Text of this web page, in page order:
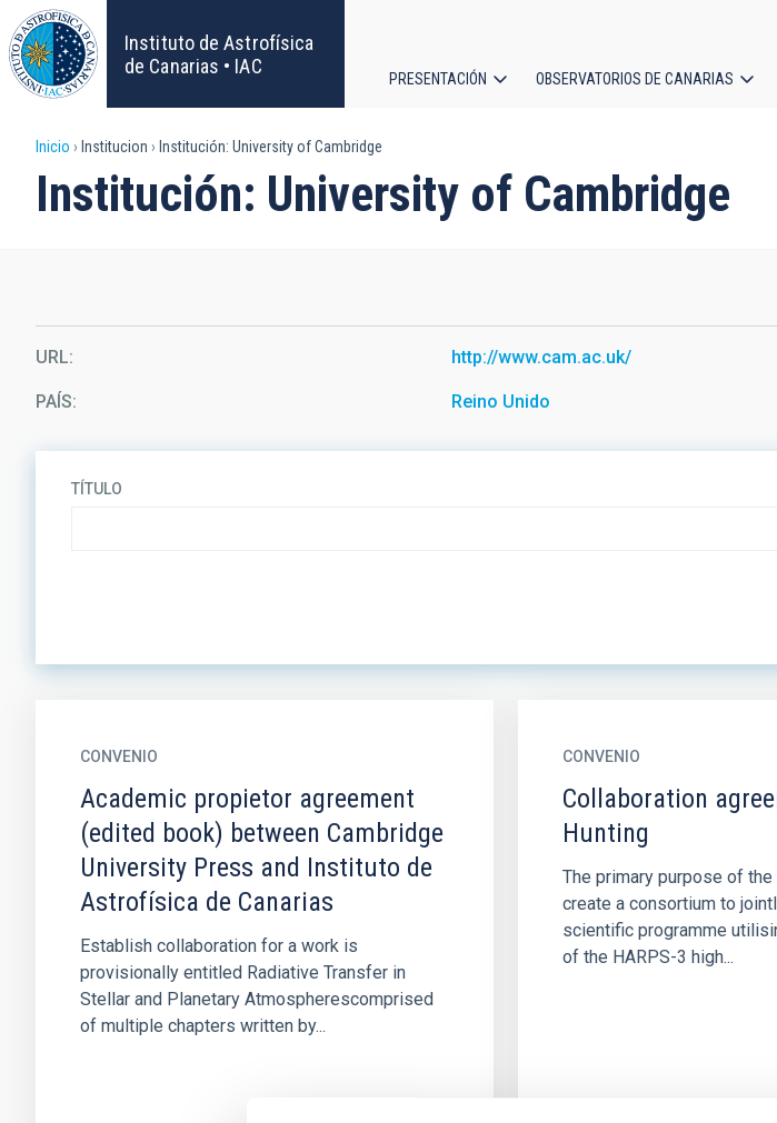
Pasar
al
contenido
principal
Instituto de Astrofísica
de Canarias • IAC
principal
PRESENTACIÓN OBSERVATORIOS DE CANARIAS
Sobrescribir
enlaces
a
la
navegación
Inicio Institucion Institución: University of Cambridge
Institución: University of Cambridge
URL http://www.cam.ac.uk/
PAÍS Reino Unido
TÍTULO
CONVENIO
Academic propietor agreement
(edited book) between Cambridge
University Press and Instituto de
Astrofísica de Canarias
Establish collaboration for a work is
provisionally entitled Radiative Transfer in
Stellar and Planetary Atmospherescomprised
of multiple chapters written by...
CONVENIO
Collaboration
Hunting
The primary purpose of
create a consortium to
scientific programme
of the HARPS-3 high...